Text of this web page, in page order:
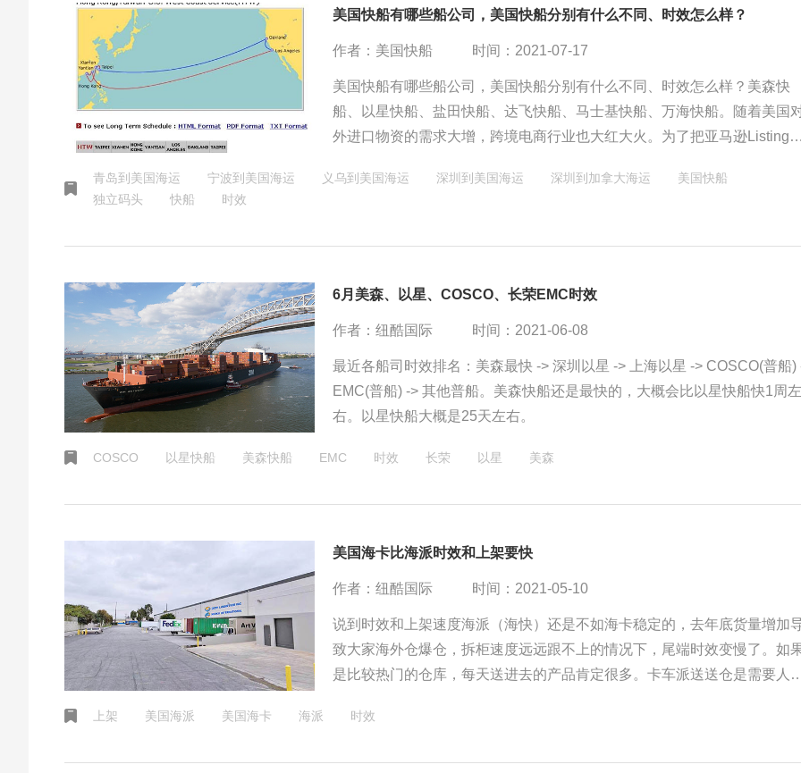
美国快船有哪些船公司，美国快船分别有什么不同、时效怎么样？
作者：美国快船 时间：2021-07-17
美国快船有哪些船公司，美国快船分别有什么不同、时效怎么样？美森快
船、以星快船、盐田快船、达飞快船、马士基快船、万海快船。随着美国
外进口物资的需求大增，跨境电商行业也大红大火。为了把亚马逊Listing排
了电商快船航运的发展。一家、两家到百花齐放的场景。
青岛到美国海运 宁波到美国海运 义乌到美国海运 深圳到美国海运 深圳到加拿大海运
美国快船
独立码头
快船 时效
6月美森、以星、COSCO、长荣EMC时效
作者：纽酷国际 时间：2021-06-08
最近各船司时效排名：美森最快 -> 深圳以星 -> 上海以星 -> COSCO(普船) ->
EMC(普船) -> 其他普船。美森快船还是最快的，大概会比以星快船快1周左
右。以星快船大概是25天左右。
COSCO 以星快船 美森快船 EMC 时效 长荣 以星 美森
美国海卡比海派时效和上架要快
作者：纽酷国际 时间：2021-05-10
说到时效和上架速度海派（海快）还是不如海卡稳定的，去年底货量增加
致大家海外仓爆仓，拆柜速度远远跟不上的情况下，尾端时效变慢了。如
是比较热门的仓库，每天送进去的产品肯定很多。卡车派送送仓是需要人
要预约，但是上架要快一些。
上架 美国海派 美国海卡 海派 时效